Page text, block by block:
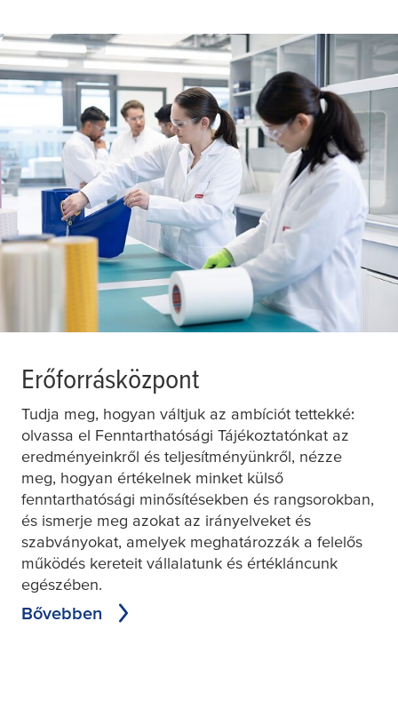
Erőforrásközpont
Tudja meg, hogyan váltjuk az ambíciót tettekké:
olvassa el Fenntarthatósági Tájékoztatónkat az
eredményeinkről és teljesítményünkről, nézze
meg, hogyan értékelnek minket külső
fenntarthatósági minősítésekben és rangsorokban,
és ismerje meg azokat az irányelveket és
szabványokat, amelyek meghatározzák a felelős
működés kereteit vállalatunk és értékláncunk
egészében.
Bővebben